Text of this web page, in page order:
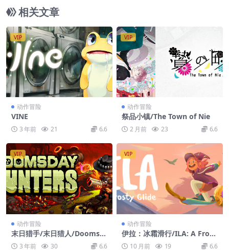
相关文章
VIP
动作冒险
VINE
3 年前 21 6.6
VIP
动作冒险
祭品小镇/The Town of Nie
2 月前 23 6.6
VIP
动作冒险
末日猎手/末日猎人/Doomsd
ay Hunters
3 年前 30 6.6
VIP
动作冒险
伊拉：冰霜滑行/ILA: A Frost
y Glide
10 月前 19 6.6